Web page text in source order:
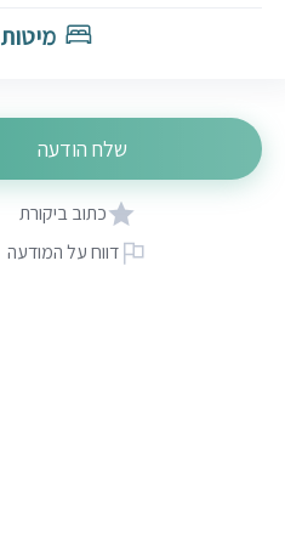
מיטות
שלח הודעה
כתוב ביקורת
דווח על המודעה